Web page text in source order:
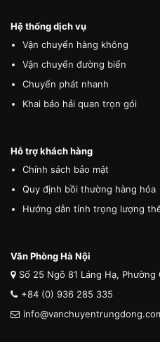
Hệ thống dịch vụ
Vận chuyển hàng không
Vận chuyển đường biển
Chuyển phát nhanh
Khai báo hải quan trọn gói
Hỗ trợ khách hàng
Chính sách bảo mật
Quy định bồi thường hàng hóa
Hướng dẫn tính trọng lượng
Văn Phòng Hà Nội
Số 25 Ngõ 81 Láng Hạ,
+84 (0) 936 285 335